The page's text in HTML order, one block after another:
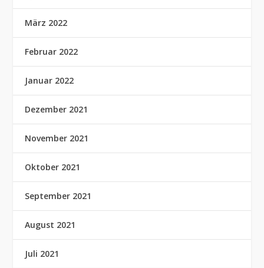
März 2022
Februar 2022
Januar 2022
Dezember 2021
November 2021
Oktober 2021
September 2021
August 2021
Juli 2021